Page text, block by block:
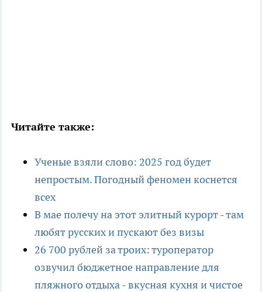
Читайте также:
Ученые взяли слово: 2025 год будет
непростым. Погодный феномен коснется
всех
В мае полечу на этот элитный курорт - там
любят русских и пускают без визы
26 700 рублей за троих: туроператор
озвучил бюджетное направление для
пляжного отдыха - вкусная кухня и чистое